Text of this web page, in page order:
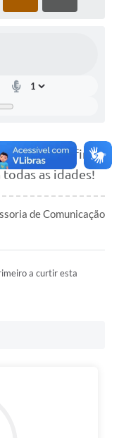
matinê, confira a
as idades!
de Comunicação
a curtir esta